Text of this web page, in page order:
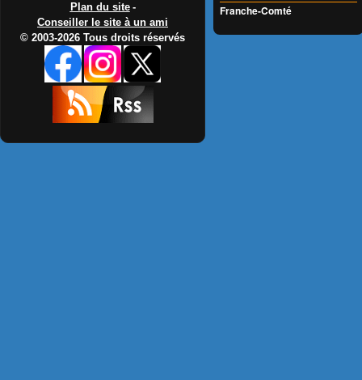
Plan du site -
Conseiller le site à un ami
© 2003-2026 Tous droits réservés
Franche-Comté